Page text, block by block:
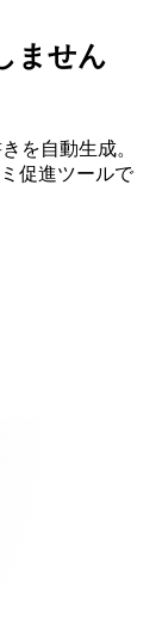
ません
を自動生成。
促進ツールで